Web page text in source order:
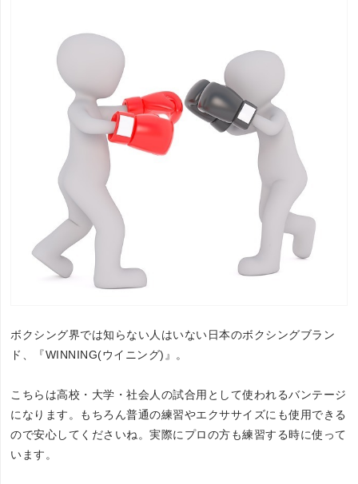
ボクシング界では知らない人はいない日本のボクシングブラン
ド、『WINNING(ウイニング)』。
こちらは高校・大学・社会人の試合用として使われるバンテージ
になります。もちろん普通の練習やエクササイズにも使用できる
ので安心してくださいね。実際にプロの方も練習する時に使って
います。